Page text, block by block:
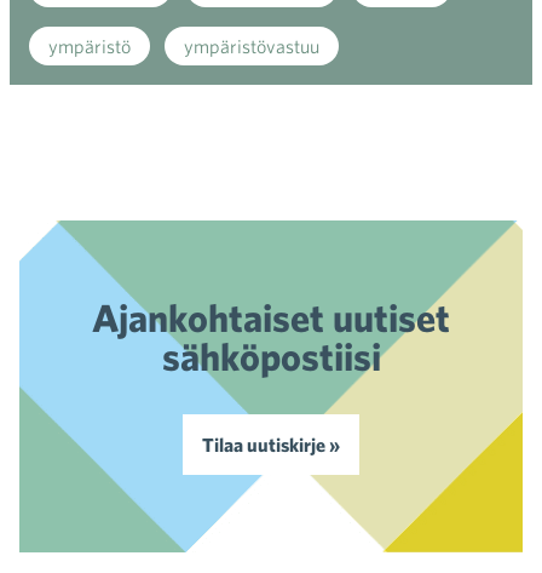
ympäristö ympäristövastuu
Ajankohtaiset uutiset
sähköpostiisi
Tilaa uutiskirje »